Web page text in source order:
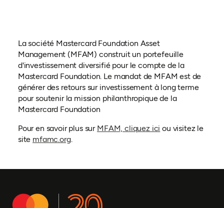
La société Mastercard Foundation Asset
Management (MFAM) construit un portefeuille
d'investissement diversifié pour le compte de la
Mastercard Foundation. Le mandat de MFAM est de
générer des retours sur investissement à long terme
pour soutenir la mission philanthropique de la
Mastercard Foundation
Pour en savoir plus sur MFAM, cliquez ici ou visitez le
site mfamc.org(ouvre dans un nouvel onglet)
.